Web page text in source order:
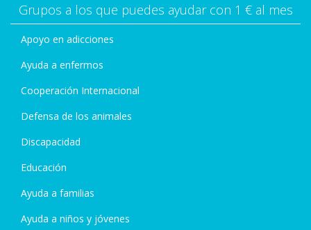
Grupos a los que puedes ayudar con 1 € al mes
Apoyo en adicciones
Ayuda a enfermos
Cooperación Internacional
Defensa de los animales
Discapacidad
Educación
Ayuda a familias
Ayuda a niños y jóvenes